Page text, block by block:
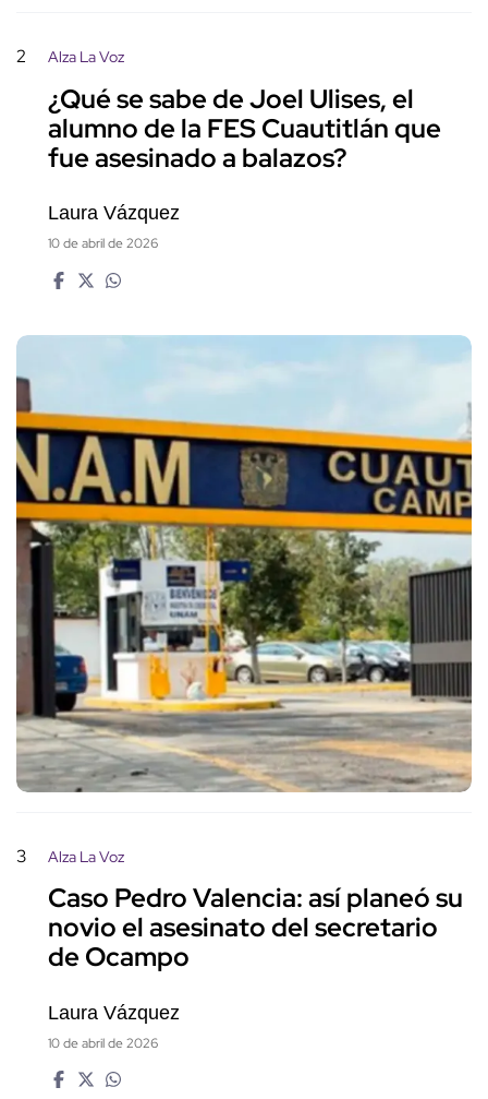
2 Alza La Voz
¿Qué se sabe de Joel Ulises, el
alumno de la FES Cuautitlán que
fue asesinado a balazos?
Laura Vázquez
10 de abril de 2026
3 Alza La Voz
Caso Pedro Valencia: así planeó su
novio el asesinato del secretario
de Ocampo
Laura Vázquez
10 de abril de 2026